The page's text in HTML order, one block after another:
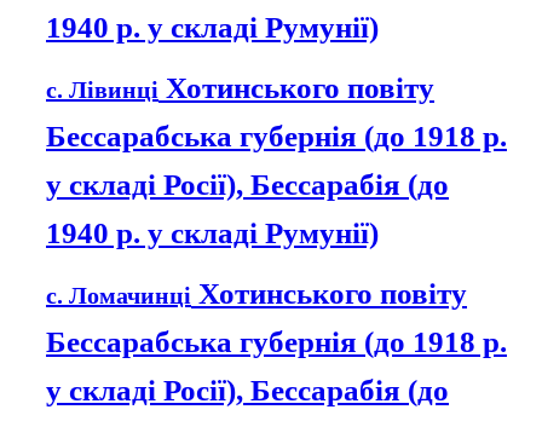
1940 р. у складі Румунії)
с. Лівинці Хотинського повіту
Бессарабська губернія (до 1918 р.
у складі Росії), Бессарабія (до
1940 р. у складі Румунії)
с. Ломачинці Хотинського повіту
Бессарабська губернія (до 1918 р.
у складі Росії), Бессарабія (до